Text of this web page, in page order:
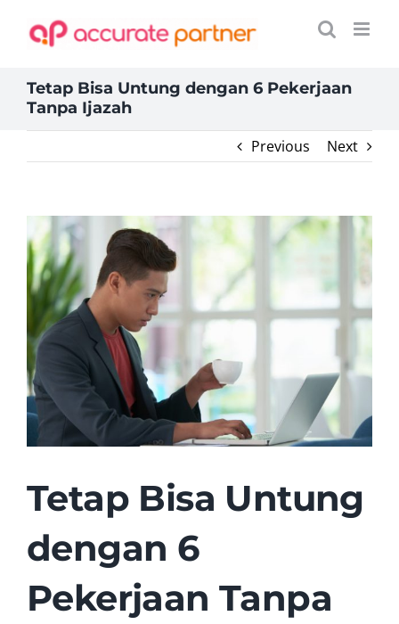
Tetap Bisa Untung dengan 6 Pekerjaan
Tanpa Ijazah
Previous
Next
View
Larger
Image
Tetap Bisa Untung
dengan 6
Pekerjaan Tanpa